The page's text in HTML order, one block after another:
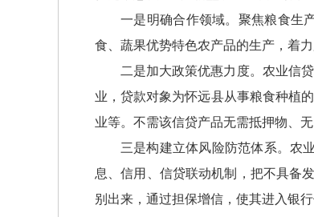
一是明确合作领域。聚焦粮食生
食、蔬果优势特色农产品的生产，着
二是加大政策优惠力度。农业信
业，贷款对象为怀远县从事粮食种植
业等。不需该信贷产品无需抵押物、
三是构建立体风险防范体系。农
息、信用、信贷联动机制，把不具备
别出来，通过担保增信，使其进入银